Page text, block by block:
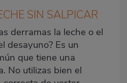
SIN SALPICAR
derramas la leche o el
desayuno? Es un
que tiene una
No utilizas bien el